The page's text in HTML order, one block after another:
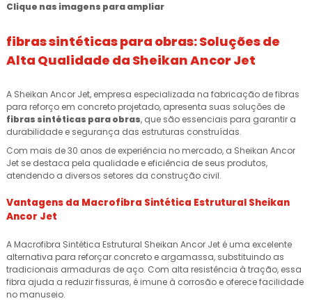
Clique nas imagens para ampliar
fibras sintéticas para obras: Soluções de
Alta Qualidade da Sheikan Ancor Jet
A Sheikan Ancor Jet, empresa especializada na fabricação de fibras
para reforço em concreto projetado, apresenta suas soluções de
fibras sintéticas para obras, que são essenciais para garantir a
durabilidade e segurança das estruturas construídas.
Com mais de 30 anos de experiência no mercado, a Sheikan Ancor
Jet se destaca pela qualidade e eficiência de seus produtos,
atendendo a diversos setores da construção civil.
Vantagens da Macrofibra Sintética Estrutural Sheikan
Ancor Jet
A Macrofibra Sintética Estrutural Sheikan Ancor Jet é uma excelente
alternativa para reforçar concreto e argamassa, substituindo as
tradicionais armaduras de aço. Com alta resistência à tração, essa
fibra ajuda a reduzir fissuras, é imune à corrosão e oferece facilidade
no manuseio.